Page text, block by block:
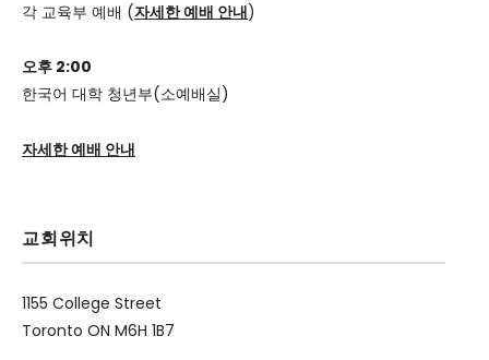
각 교육부 예배 (자세한 예배 안내)
오후 2:00
한국어 대학 청년부(소예배실)
자세한 예배 안내
교회위치
1155 College Street
Toronto ON M6H 1B7